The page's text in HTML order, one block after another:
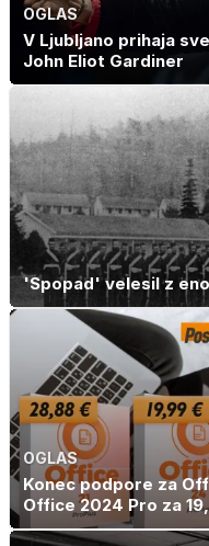
OGLAS
V Ljubljano prihaja
John Eliot Gardiner
'Spopad' velesil z
OGLAS
Konec podpore za
Office 2024 Pro za